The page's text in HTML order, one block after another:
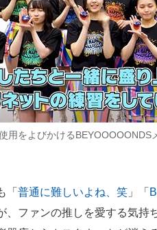
用をよびかけるBEYOOOOONDS
「 普通に難しいよね、笑 」「
、ファンの推しを愛する気持